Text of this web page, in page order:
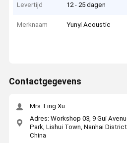
Levertijd 12 - 25 dagen
Merknaam Yunyi Acoustic
Contactgegevens
Mrs. Ling Xu
Adres: Workshop 03, 9 Gui
Park, Lishui Town, Nanhai
China